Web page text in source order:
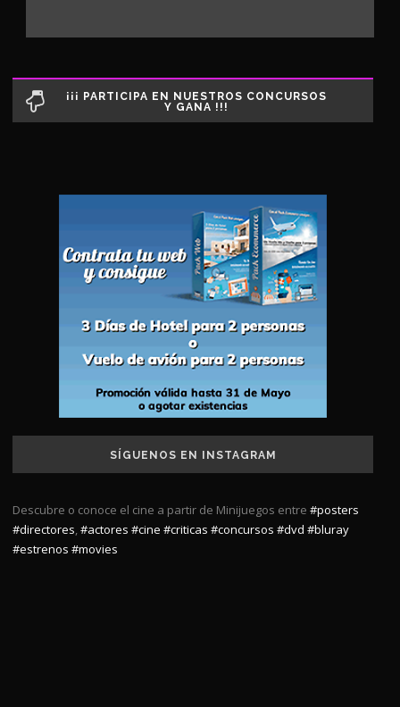
¡¡¡ PARTICIPA EN NUESTROS CONCURSOS
Y GANA !!!
SÍGUENOS EN INSTAGRAM
Descubre o conoce el cine a partir de Minijuegos entre #posters
#directores,#actores #cine #criticas #concursos #dvd #bluray
#estrenos #movies